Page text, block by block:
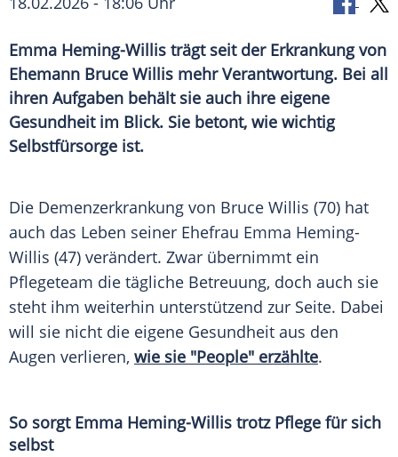
Emma Heming-Willis trägt seit der Erkrankung von
Ehemann Bruce Willis mehr Verantwortung. Bei all
ihren Aufgaben behält sie auch ihre eigene
Gesundheit im Blick. Sie betont, wie wichtig
Selbstfürsorge ist.
Die Demenzerkrankung von Bruce Willis (70) hat
auch das Leben seiner Ehefrau Emma Heming-
Willis (47) verändert. Zwar übernimmt ein
Pflegeteam die tägliche Betreuung, doch auch sie
steht ihm weiterhin unterstützend zur Seite. Dabei
will sie nicht die eigene Gesundheit aus den
Augen verlieren, wie sie "People" erzählte.
So sorgt Emma Heming-Willis trotz Pflege für sich
selbst